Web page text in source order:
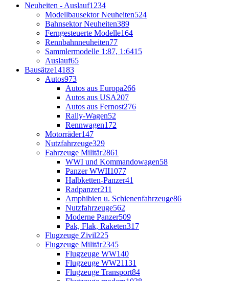
Neuheiten - Auslauf1234
Modellbausektor Neuheiten524
Bahnsektor Neuheiten389
Ferngesteuerte Modelle164
Rennbahnneuheiten77
Sammlermodelle 1:87, 1:6415
Auslauf65
Bausätze14183
Autos973
Autos aus Europa266
Autos aus USA207
Autos aus Fernost276
Rally-Wagen52
Rennwagen172
Motorräder147
Nutzfahrzeuge329
Fahrzeuge Militär2861
WWI und Kommandowagen58
Panzer WWII1077
Halbketten-Panzer41
Radpanzer211
Amphibien u. Schienenfahrzeuge86
Nutzfahrzeuge562
Moderne Panzer509
Pak, Flak, Raketen317
Flugzeuge Zivil225
Flugzeuge Militär2345
Flugzeuge WW140
Flugzeuge WW21131
Flugzeuge Transport84